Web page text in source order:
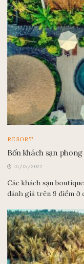
RESORT
Bốn khách sạn
07/07/2022
Các khách sạn
đánh giá trên 9 điểm ở